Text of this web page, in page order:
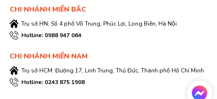
CHI NHÁNH MIỀN BĂC
Trụ sở HN: Số 4 phố Võ Trung, Phúc Lợi, Long Biên, Hà Nội
Hotline: 0988 947 064
CHI NHÁNH MIỀN NAM
Trụ sở HCM: Đường 17, Linh Trung, Thủ Đức, Thành phố Hồ Chí Minh
Hotline: 0243 875 1908